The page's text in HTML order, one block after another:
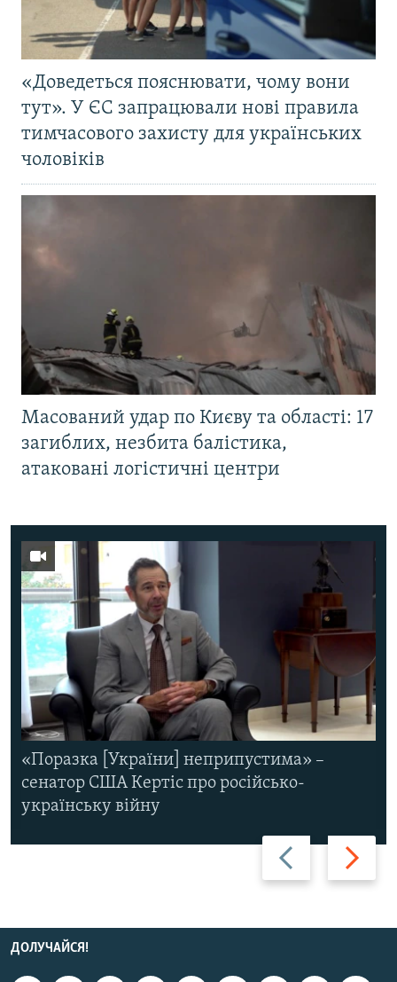
«Доведеться пояснювати, чому вони
тут». У ЄС запрацювали нові правила
тимчасового захисту для українських
чоловіків
Масований удар по Києву та області: 17
загиблих, незбита балістика,
атаковані логістичні центри
Назад Вперед
«Поразка [України] неприпустима» –
сенатор США Кертіс про російсько-
українську війну
ДОЛУЧАЙСЯ!